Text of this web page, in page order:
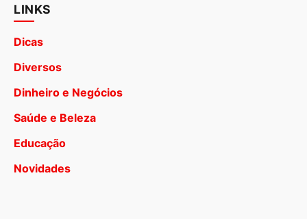
LINKS
Dicas
Diversos
Dinheiro e Negócios
Saúde e Beleza
Educação
Novidades